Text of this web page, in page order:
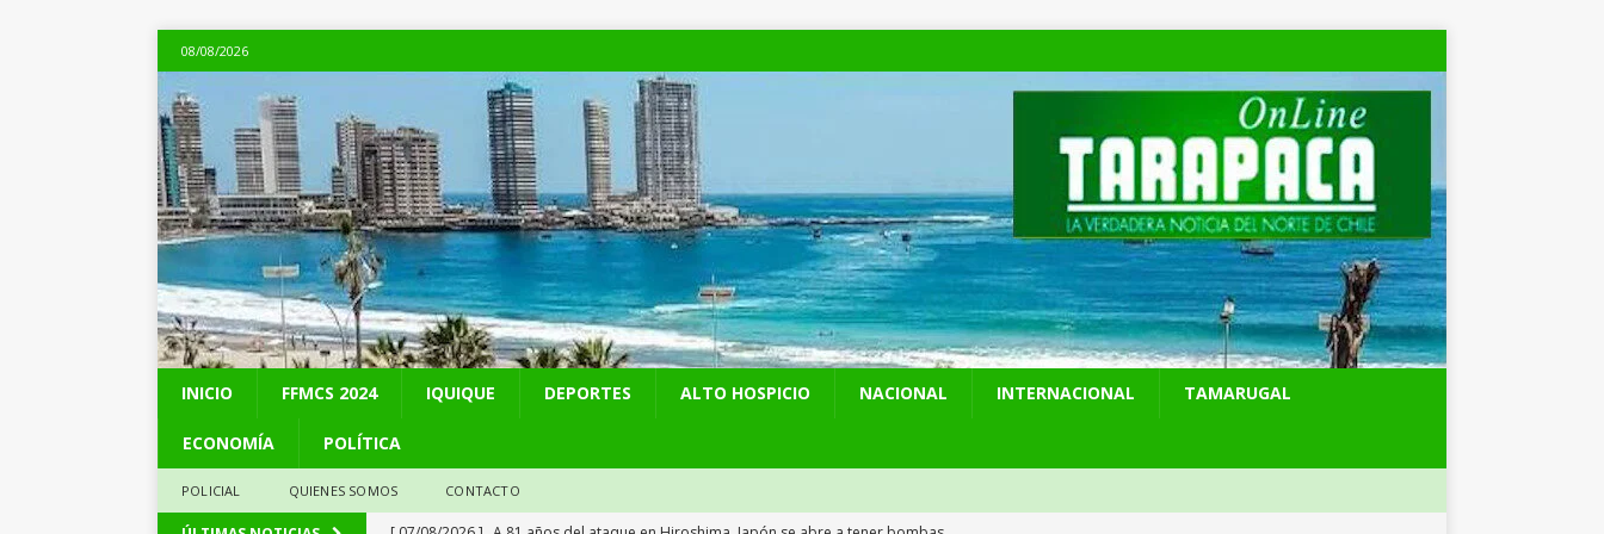
08/08/2026
INICIO FFMCS 2024 IQUIQUE DEPORTES ALTO HOSPICIO NACIONAL INTERNACIONAL TAMARUGAL
ECONOMÍA POLÍTICA
POLICIAL QUIENES SOMOS CONTACTO